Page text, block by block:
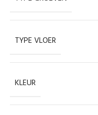
TYPE VLOER
KLEUR